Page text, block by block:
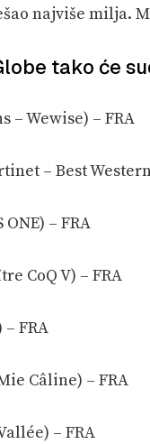
najviše milja.
tako će
– Wewise) – FRA
– Best
ONE) – FRA
CoQ V) – FRA
FRA
Câline) – FRA
– FRA